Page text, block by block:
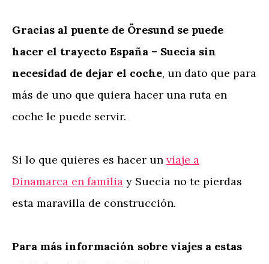
Gracias al puente de Öresund se puede
hacer el trayecto España – Suecia sin
necesidad de dejar el coche, un dato que para
más de uno que quiera hacer una ruta en
coche le puede servir.
Si lo que quieres es hacer un viaje a
Dinamarca en familia y Suecia no te pierdas
esta maravilla de construcción.
Para más información sobre viajes a estas